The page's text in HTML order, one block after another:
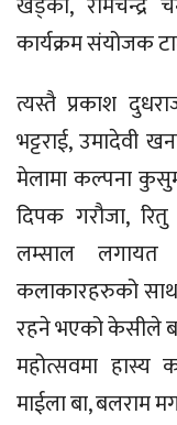
कार्यक्रम संयोजक
त्यस्तै प्रकाश
भट्टराई, उमादेवी
मेलामा कल्पना
दिपक गरौजा, रितु
लम्साल लगायत
कलाकारहरुको
रहने भएको केसीले
महोत्सवमा हास्य
माईला बा, बलराम